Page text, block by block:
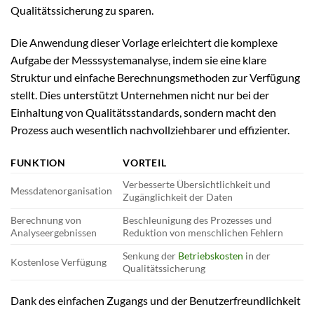
Qualitätssicherung zu sparen.
Die Anwendung dieser Vorlage erleichtert die komplexe
Aufgabe der Messsystemanalyse, indem sie eine klare
Struktur und einfache Berechnungsmethoden zur Verfügung
stellt. Dies unterstützt Unternehmen nicht nur bei der
Einhaltung von Qualitätsstandards, sondern macht den
Prozess auch wesentlich nachvollziehbarer und effizienter.
FUNKTION VORTEIL
Messdatenorganisation
Verbesserte Übersichtlichkeit und
Zugänglichkeit der Daten
Berechnung von
Analyseergebnissen
Beschleunigung des Prozesses und
Reduktion von menschlichen Fehlern
Kostenlose Verfügung
Senkung der Betriebskosten in der
Qualitätssicherung
Dank des einfachen Zugangs und der Benutzerfreundlichkeit